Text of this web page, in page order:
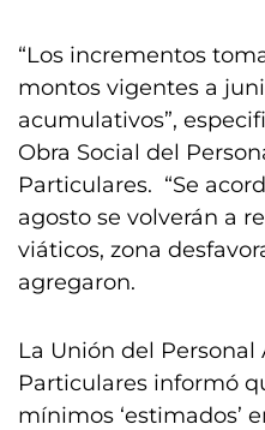
“Los incrementos
montos vigentes a
acumulativos”,
Obra Social del
Particulares. “Se
agosto se volverán a
viáticos, zona
agregaron.
La Unión del Personal
Particulares informó
mínimos ‘estimados’